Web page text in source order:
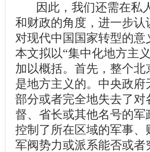
因此，我们还需在私
和财政的角度，进一步
对现代中国国家转型的
本文拟以“集中化地方主
加以概括。首先，整个
是地方主义的。中央政
部分或者完全地失去了
督、省长或其他名号的
控制了所在区域的军事
军阀势力或派系能否或